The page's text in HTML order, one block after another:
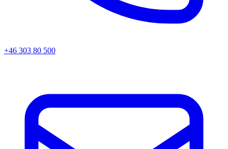
+46 303 80 500